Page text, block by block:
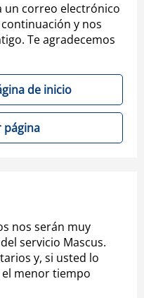
un correo electrónico
y nos
Te agradecemos
de inicio
página
nos serán muy
servicio Mascus.
y, si usted lo
menor tiempo